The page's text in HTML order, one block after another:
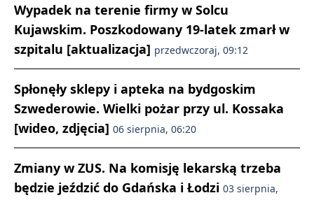
Wypadek na terenie firmy w Solcu
Kujawskim. Poszkodowany 19-latek zmarł w
szpitalu [aktualizacja] przedwczoraj, 09:12
Spłonęły sklepy i apteka na bydgoskim
Szwederowie. Wielki pożar przy ul. Kossaka
[wideo, zdjęcia] 06 sierpnia, 06:20
Zmiany w ZUS. Na komisję lekarską trzeba
będzie jeździć do Gdańska i Łodzi 03 sierpnia,